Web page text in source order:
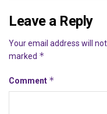
Leave a Reply
Your email address will
marked *
Comment *